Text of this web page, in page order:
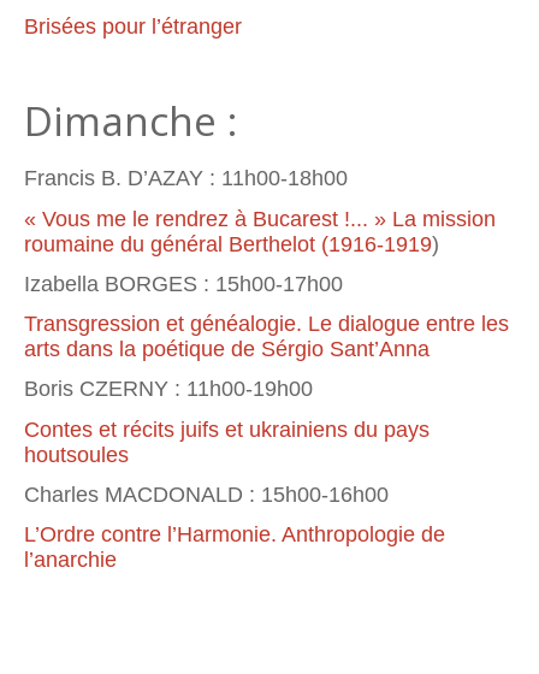
Brisées pour l’étranger
Dimanche :
Francis B. D’AZAY : 11h00-18h00
« Vous me le rendrez à Bucarest !... » La mission
roumaine du général Berthelot (1916-1919)
Izabella BORGES : 15h00-17h00
Transgression et généalogie. Le dialogue entre les
arts dans la poétique de Sérgio Sant’Anna
Boris CZERNY : 11h00-19h00
Contes et récits juifs et ukrainiens du pays
houtsoules
Charles MACDONALD : 15h00-16h00
L’Ordre contre l’Harmonie. Anthropologie de
l’anarchie